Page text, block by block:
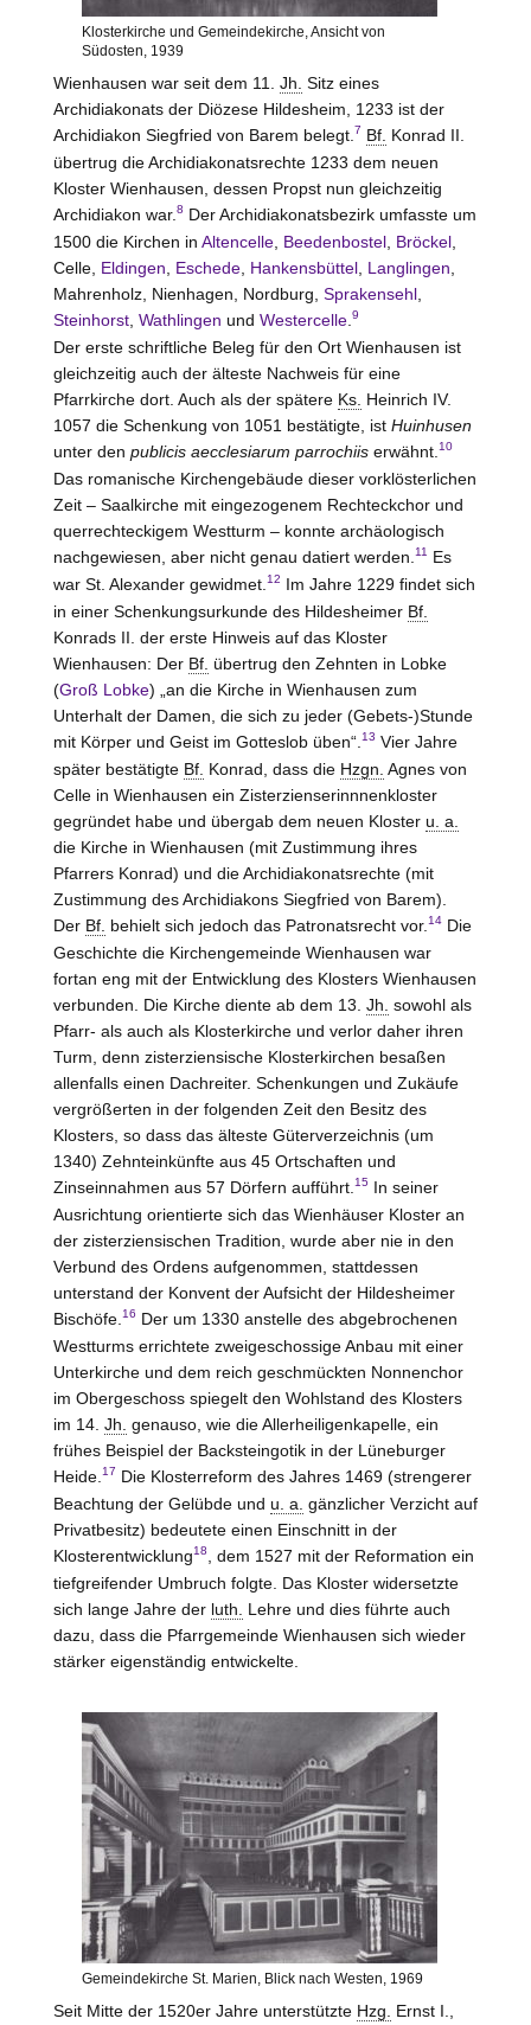
Klosterkirche und Gemeindekirche, Ansicht von
Südosten, 1939
Wienhausen war seit dem 11. Jh. Sitz eines
Archidiakonats der Diözese Hildesheim, 1233 ist der
Archidiakon Siegfried von Barem belegt. 7 Bf. Konrad II.
übertrug die Archidiakonatsrechte 1233 dem neuen
Kloster Wienhausen, dessen Propst nun gleichzeitig
Archidiakon war. 8 Der Archidiakonatsbezirk umfasste um
1500 die Kirchen in Altencelle, Beedenbostel, Bröckel,
Celle, Eldingen Eschede, Hankensbüttel, Langlingen
Mahrenholz, Nienhagen, Nordburg, Sprakensehl,
Steinhorst, Wathlingen und Westercelle. 9
Der erste schriftliche Beleg für den Ort Wienhausen ist
gleichzeitig auch der älteste Nachweis für eine
Pfarrkirche dort. Auch als der spätere Ks. Heinrich IV.
1057 die Schenkung von 1051 bestätigte, ist Huinhusen
unter den publicis aecclesiarum parrochiiserwähnt. 10
Das romanische Kirchengebäude dieser vorklösterlichen
Zeit – Saalkirche mit eingezogenem Rechteckchor und
querrechteckigem Westturm – konnte archäologisch
nachgewiesen, aber nicht genau datiert werden. 11
Es
war St. Alexander gewidmet. 12 Im Jahre 1229 findet sich
in einer Schenkungsurkunde des Hildesheimer Bf.
Konrads II. der erste Hinweis auf das Kloster
Wienhausen: Der Bf. übertrug den Zehnten in Lobke
(Groß Lobke) „an die Kirche in Wienhausen zum
Unterhalt der Damen, die sich zu jeder (Gebets-)Stunde
mit Körper und Geist im Gotteslob üben“. 13 Vier Jahre
später bestätigte Bf. Konrad, dass die Hzgn. Agnes von
Celle in Wienhausen ein Zisterzienserinnnenkloster
gegründet habe und übergab dem neuen Kloster u. a.
die Kirche in Wienhausen (mit Zustimmung ihres
Pfarrers Konrad) und die Archidiakonatsrechte (mit
Zustimmung des Archidiakons Siegfried von Barem).
Der Bf. behielt sich jedoch das Patronatsrecht vor. 14Die
Geschichte die Kirchengemeinde Wienhausen war
fortan eng mit der Entwicklung des Klosters Wienhausen
verbunden. Die Kirche diente ab dem 13. Jh. sowohl als
Pfarr- als auch als Klosterkirche und verlor daher ihren
Turm, denn zisterziensische Klosterkirchen besaßen
allenfalls einen Dachreiter. Schenkungen und Zukäufe
vergrößerten in der folgenden Zeit den Besitz des
Klosters, so dass das älteste Güterverzeichnis (um
1340) Zehnteinkünfte aus 45 Ortschaften und
Zinseinnahmen aus 57 Dörfern aufführt. 15In seiner
Ausrichtung orientierte sich das Wienhäuser Kloster an
der zisterziensischen Tradition, wurde aber nie in den
Verbund des Ordens aufgenommen, stattdessen
unterstand der Konvent der Aufsicht der Hildesheimer
Bischöfe. 16 Der um 1330 anstelle des abgebrochenen
Westturms errichtete zweigeschossige Anbau mit einer
Unterkirche und dem reich geschmückten Nonnenchor
im Obergeschoss spiegelt den Wohlstand des Klosters
im 14. Jh. genauso, wie die Allerheiligenkapelle, ein
frühes Beispiel der Backsteingotik in der Lüneburger
Heide. 17 Die Klosterreform des Jahres 1469 (strengerer
Beachtung der Gelübde und u. a. gänzlicher Verzicht auf
Privatbesitz) bedeutete einen Einschnitt in der
Klosterentwicklung18
, dem 1527 mit der Reformation ein
tiefgreifender Umbruch folgte. Das Kloster widersetzte
sich lange Jahre der luth.
Lehre und dies führte auch
dazu, dass die Pfarrgemeinde Wienhausen sich wieder
stärker eigenständig entwickelte.
Gemeindekirche St. Marien, Blick nach Westen, 1969
Seit Mitte der 1520er Jahre unterstützte Hzg. Ernst I.,